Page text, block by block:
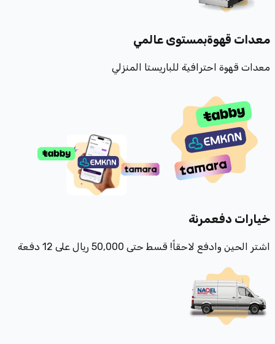
معدات قهوةبمستوى عالمي
معدات قهوة احترافية للباريستا المنزلي
خيارات دفعمرنة
اشتر الحين وادفع لاحقاً! قسط حتى 50,000 ريال على 12 دفعة